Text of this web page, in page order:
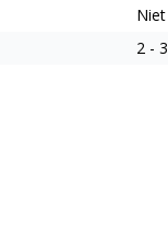
2 -